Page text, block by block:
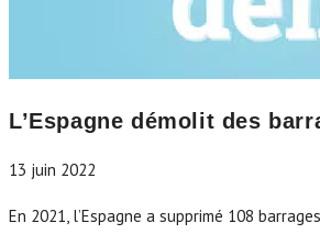
L’Espagne démolit des
13 juin 2022
En 2021, l’Espagne a supprimé 108